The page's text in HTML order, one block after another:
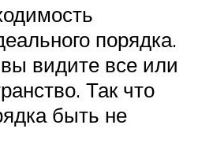
порядка.
видите все или
Так что
быть не